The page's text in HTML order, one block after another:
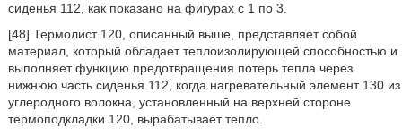
сиденья 112, как показано на фигурах с 1 по 3.
[48] Термолист 120, описанный выше, представляет собой
материал, который обладает теплоизолирующей способностью и
выполняет функцию предотвращения потерь тепла через
нижнюю часть сиденья 112, когда нагревательный элемент 130 из
углеродного волокна, установленный на верхней стороне
термоподкладки 120, вырабатывает тепло.